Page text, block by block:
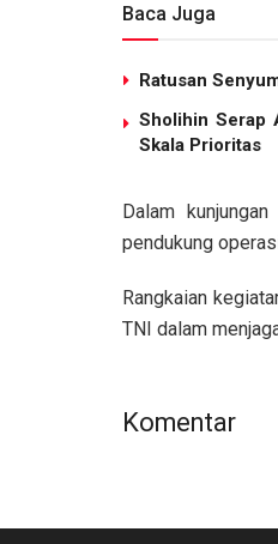
Baca Juga
Ratusan
Sholihin Serap
Skala Prioritas
Dalam
pendukung
Rangkaian
TNI dalam
Komentar